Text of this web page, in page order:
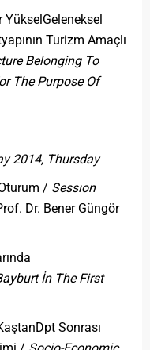
YükselGeleneksel
Turizm Amaçlı
Belonging To
The Purpose Of
2014, Thursday
/ Sessıon
Dr. Bener Güngör
İn The First
Sonrası